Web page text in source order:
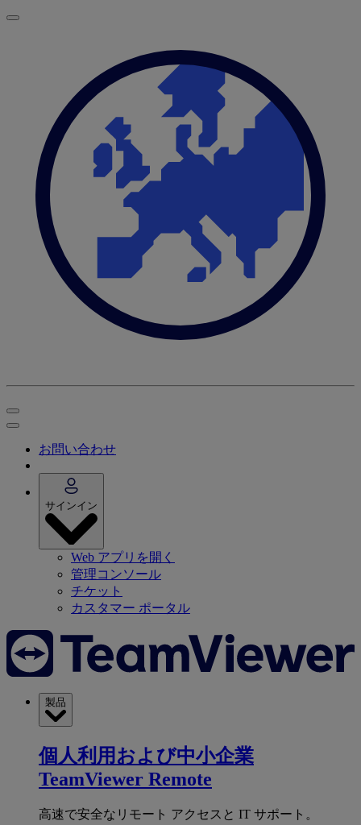
お問い合わせ
サインイン
Web アプリを開く
管理コンソール
チケット
カスタマー ポータル
製品
個人利用および中小企業
TeamViewer Remote
高速で安全なリモート アクセスと IT サポート。